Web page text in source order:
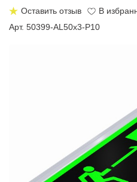
Оставить отзыв
Арт. 50399-AL50x3-P10